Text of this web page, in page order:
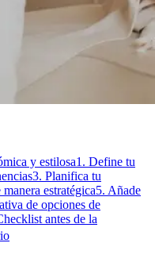
y estilosa1. Define tu
3. Planifica tu
estratégica5. Añade
de opciones de
antes de la